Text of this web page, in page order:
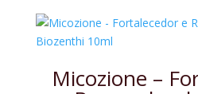
Micozione –